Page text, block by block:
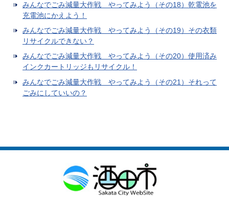
みんなでごみ減量大作戦 やってみよう（その18）乾電池を
充電池にかえよう！
みんなでごみ減量大作戦 やってみよう（その19）その衣類
リサイクルできない？
みんなでごみ減量大作戦 やってみよう（その20）使用済み
インクカートリッジもリサイクル！
みんなでごみ減量大作戦 やってみよう（その21）それって
ごみにしていいの？